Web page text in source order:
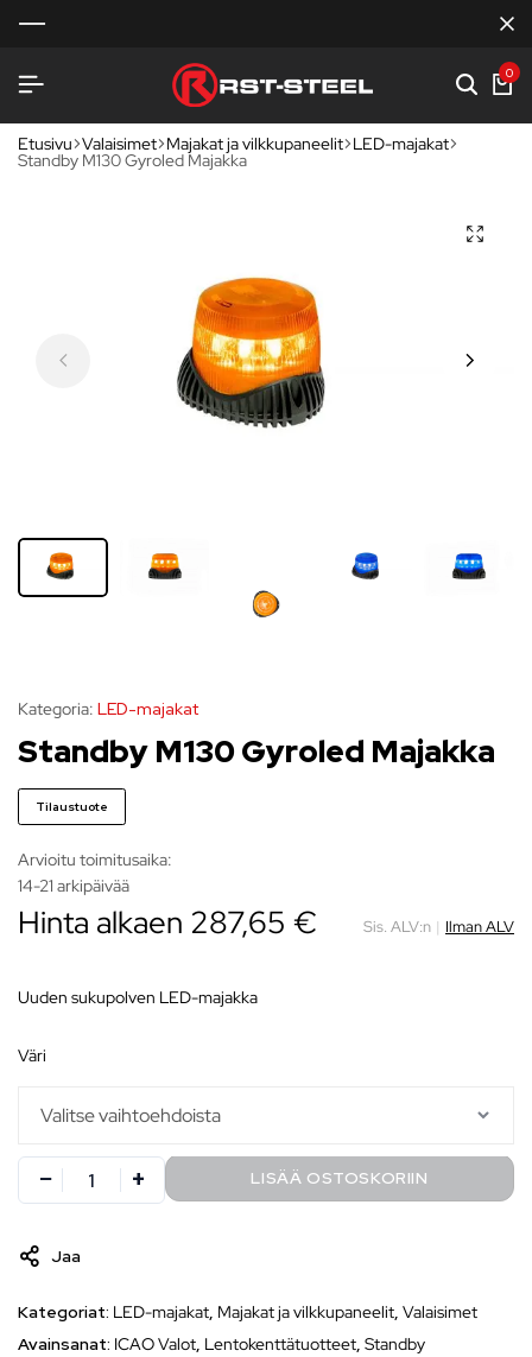
0
Etusivu Valaisimet Majakat ja vilkkupaneelit LED-majakat
Standby M130 Gyroled Majakka
Kategoria: LED-majakat
Standby M130 Gyroled Majakka
Tilaustuote
Arvioitu toimitusaika:
14-21 arkipäivää
Hinta alkaen 287,65 € Sis. ALV:n | Ilman ALV
Uuden sukupolven LED-majakka
väri
LISÄÄ OSTOSKORIIN
Jaa
Kategoriat: LED-majakat, Majakat ja vilkkupaneelit, Valaisimet
Avainsanat: ICAO Valot, Lentokenttätuotteet, Standby